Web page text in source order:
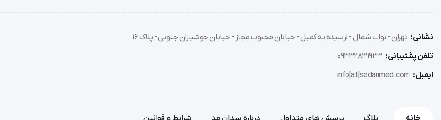
نشانی: تهران - نواب شمال - نرسیده به کمیل - خیابان محبوب مجاز - خیابان خوشیاران جنوبی - پلاک 16
تلفن پشتیبانی: 09332831933
ایمیل: info[at]sedanmed.com
خانه بلاگ پرسش های متداول درباره سدان مد شرایط و قوانین